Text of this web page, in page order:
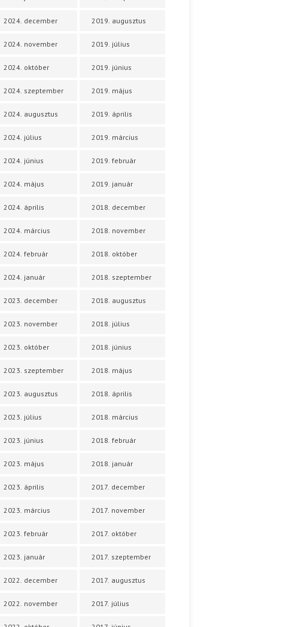
2024. december
2024. november
2024. október
2024. szeptember
2024. augusztus
2024. július
2024. június
2024. május
2024. április
2024. március
2024. február
2024. január
2023. december
2023. november
2023. október
2023. szeptember
2023. augusztus
2023. július
2023. június
2023. május
2023. április
2023. március
2023. február
2023. január
2022. december
2022. november
2019. augusztus
2019. július
2019. június
2019. május
2019. április
2019. március
2019. február
2019. január
2018. december
2018. november
2018. október
2018. szeptember
2018. augusztus
2018. július
2018. június
2018. május
2018. április
2018. március
2018. február
2018. január
2017. december
2017. november
2017. október
2017. szeptember
2017. augusztus
2017. július